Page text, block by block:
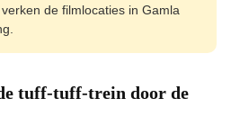
de filmlocaties in Gamla
tuff-tuff-trein door de